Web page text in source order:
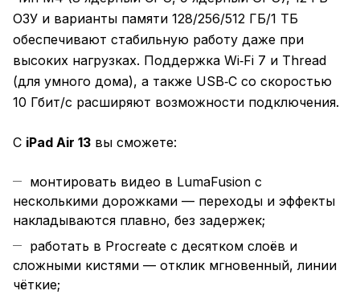
ОЗУ и варианты памяти 128/256/512 ГБ/1 ТБ
обеспечивают стабильную работу даже при
высоких нагрузках. Поддержка Wi‑Fi 7 и Thread
(для умного дома), а также USB‑C со скоростью
10 Гбит/с расширяют возможности подключения.
С iPad Air 13 вы сможете:
монтировать видео в LumaFusion с
несколькими дорожками — переходы и эффекты
накладываются плавно, без задержек;
работать в Procreate с десятком слоёв и
сложными кистями — отклик мгновенный, линии
чёткие;